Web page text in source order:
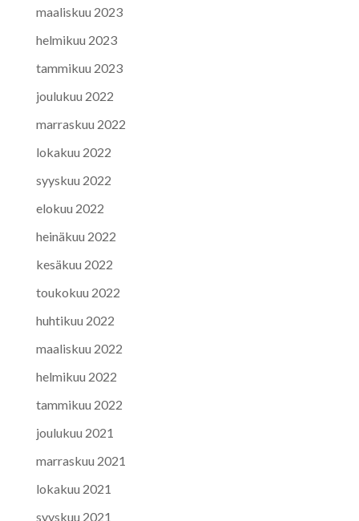
maaliskuu 2023
helmikuu 2023
tammikuu 2023
joulukuu 2022
marraskuu 2022
lokakuu 2022
syyskuu 2022
elokuu 2022
heinäkuu 2022
kesäkuu 2022
toukokuu 2022
huhtikuu 2022
maaliskuu 2022
helmikuu 2022
tammikuu 2022
joulukuu 2021
marraskuu 2021
lokakuu 2021
syyskuu 2021